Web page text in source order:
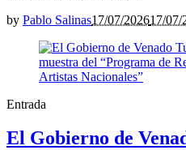
by Pablo Salinas17/07/202617/07/
Entrada
El Gobierno de